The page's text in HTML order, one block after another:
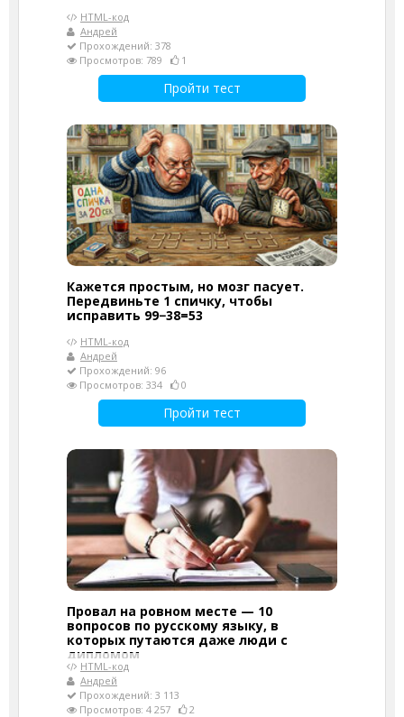
HTML-код
Андрей
Прохождений: 378
Просмотров: 789
1
Пройти тест
Кажется простым, но мозг пасует.
Передвиньте 1 спичку, чтобы
исправить 99−38=53
HTML-код
Андрей
Прохождений: 96
Просмотров: 334
0
Пройти тест
Провал на ровном месте — 10
вопросов по русскому языку, в
которых путаются даже люди с
дипломом
HTML-код
Андрей
Прохождений: 3 113
Просмотров: 4 257
2